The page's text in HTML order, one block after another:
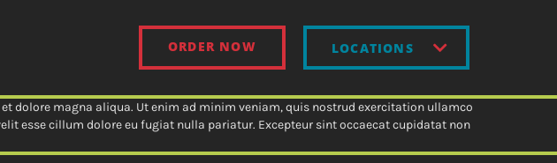
ORDER NOW LOCATIONS
dolore magna aliqua. Ut enim ad minim veniam, quis nostrud exercitation ullamco
esse cillum dolore eu fugiat nulla pariatur. Excepteur sint occaecat cupidatat non